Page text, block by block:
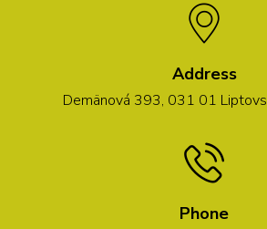
Address
Demänová 393, 031 01
Phone